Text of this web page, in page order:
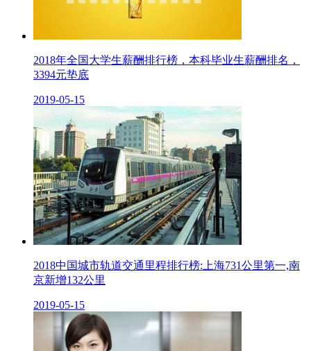
2018年全国大学生薪酬排行榜，本科毕业生薪酬排名，
3394元垫底
2019-05-15
2018中国城市轨道交通里程排行榜:上海731公里第一,南
京新增132公里
2019-05-15